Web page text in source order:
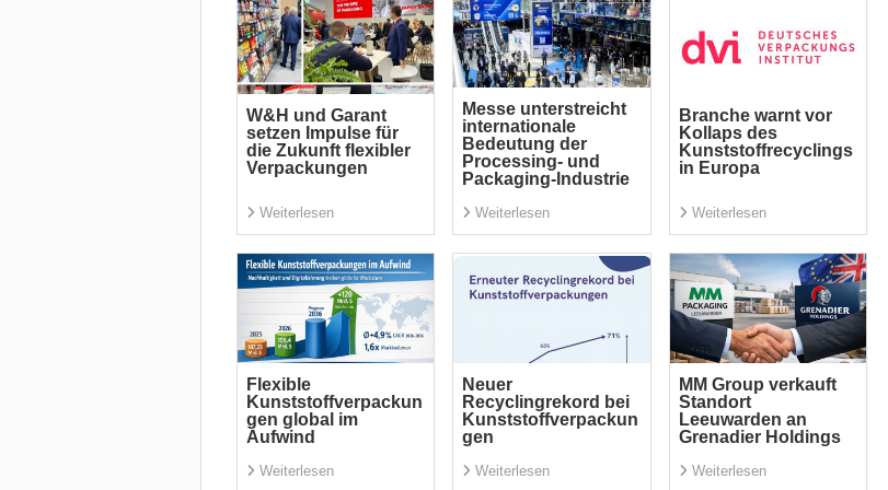
W&H und Garant
setzen Impulse für
die Zukunft flexibler
Verpackungen
Weiterlesen
Messe unterstreicht
internationale
Bedeutung der
Processing- und
Packaging-Industrie
Weiterlesen
Branche warnt vor
Kollaps des
Kunststoffrecyclings
in Europa
Weiterlesen
Flexible
Kunststoffverpackun
gen global im
Aufwind
Weiterlesen
Neuer
Recyclingrekord bei
Kunststoffverpackun
gen
Weiterlesen
MM Group verkauft
Standort
Leeuwarden an
Grenadier Holdings
Weiterlesen